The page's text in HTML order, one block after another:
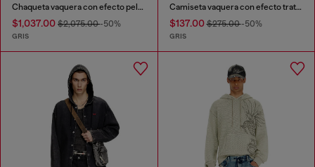
Chaqueta vaquera con efecto pelable
$1,037.00 $2,075.00-50%
GRIS
Camiseta vaquera con efecto tratado trompe l'oeil
$137.00$275.00-50%
GRIS